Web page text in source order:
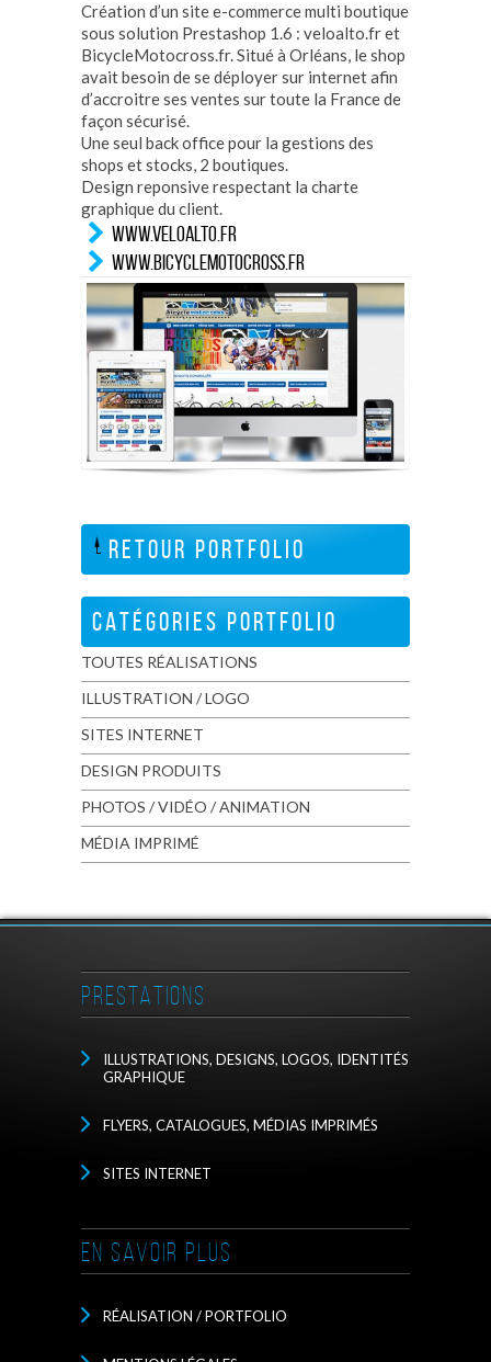
Création d’un site e-commerce multi boutique
sous solution Prestashop 1.6 : veloalto.fr et
BicycleMotocross.fr. Situé à Orléans, le shop
avait besoin de se déployer sur internet afin
d’accroitre ses ventes sur toute la France de
façon sécurisé.
Une seul back office pour la gestions des
shops et stocks, 2 boutiques.
Design reponsive respectant la charte
graphique du client.
WWW.VELOALTO.FR
WWW.BICYCLEMOTOCROSS.FR
RETOUR PORTFOLIO
CATÉGORIES PORTFOLIO
TOUTES RÉALISATIONS
ILLUSTRATION / LOGO
SITES INTERNET
DESIGN PRODUITS
PHOTOS / VIDÉO / ANIMATION
MÉDIA IMPRIMÉ
PRESTATIONS
ILLUSTRATIONS, DESIGNS, LOGOS, IDENTITÉS
GRAPHIQUE
FLYERS, CATALOGUES, MÉDIAS IMPRIMÉS
SITES INTERNET
EN SAVOIR PLUS
RÉALISATION / PORTFOLIO